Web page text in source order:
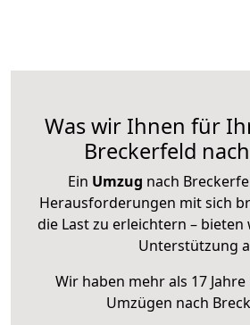
Was wir Ihnen für
Breckerfeld
Ein Umzug nach
Herausforderungen mit sich
die Last zu erleichtern –
Unterstützung
Wir haben mehr als 17
Umzügen nach